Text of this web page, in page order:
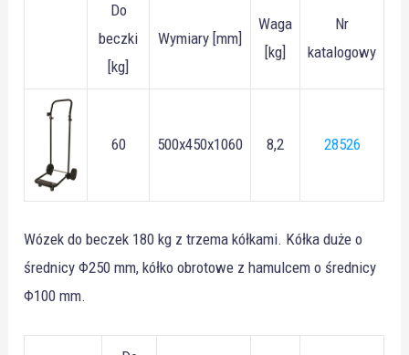
Do
beczki
[kg]
Wymiary [mm]
Waga
[kg]
Nr
katalogowy
60 500x450x1060 8,2 28526
Wózek do beczek 180 kg z trzema kółkami. Kółka duże o
średnicy Φ250 mm, kółko obrotowe z hamulcem o średnicy
Φ100 mm.